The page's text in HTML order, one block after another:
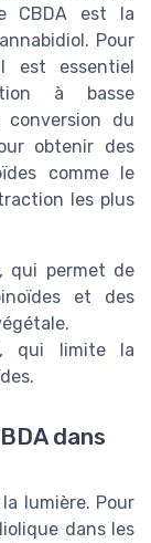
CBDA est la
Pour
est essentiel
à basse
conversion du
obtenir des
comme le
les plus
qui permet de
et des
qui limite la
dans
lumière. Pour
dans les